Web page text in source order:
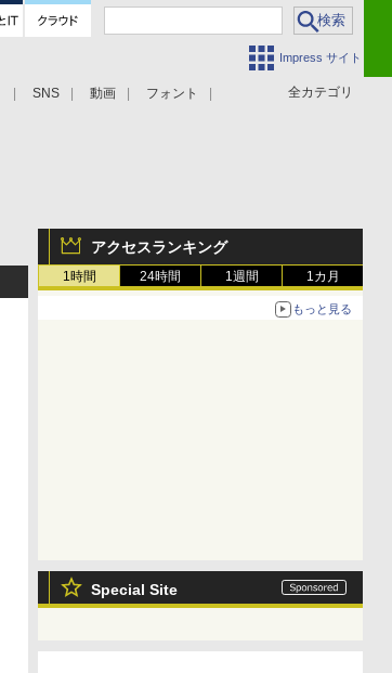
Impress サイト
全カテゴリ
SNS 動画 フォント
アクセスランキング
1時間 24時間 1週間 1カ月
もっと見る
Special Site